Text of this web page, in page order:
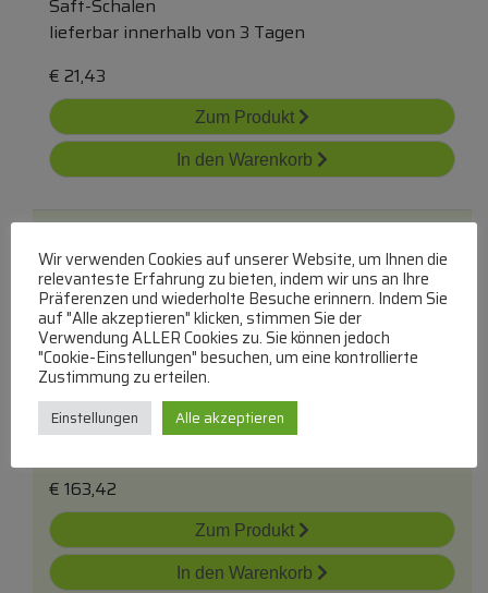
Saft-Schalen
lieferbar innerhalb von 3 Tagen
€ 21,43
Zum Produkt
In den Warenkorb
17601 Kit Cuve 4000/ 4100
Saft-Schalen
€ 163,42
Zum Produkt
In den Warenkorb
Wir verwenden Cookies auf unserer Website, um Ihnen die
relevanteste Erfahrung zu bieten, indem wir uns an Ihre
Präferenzen und wiederholte Besuche erinnern. Indem Sie
auf "Alle akzeptieren" klicken, stimmen Sie der
Verwendung ALLER Cookies zu. Sie können jedoch
"Cookie-Einstellungen" besuchen, um eine kontrollierte
Zustimmung zu erteilen.
Einstellungen Alle akzeptieren